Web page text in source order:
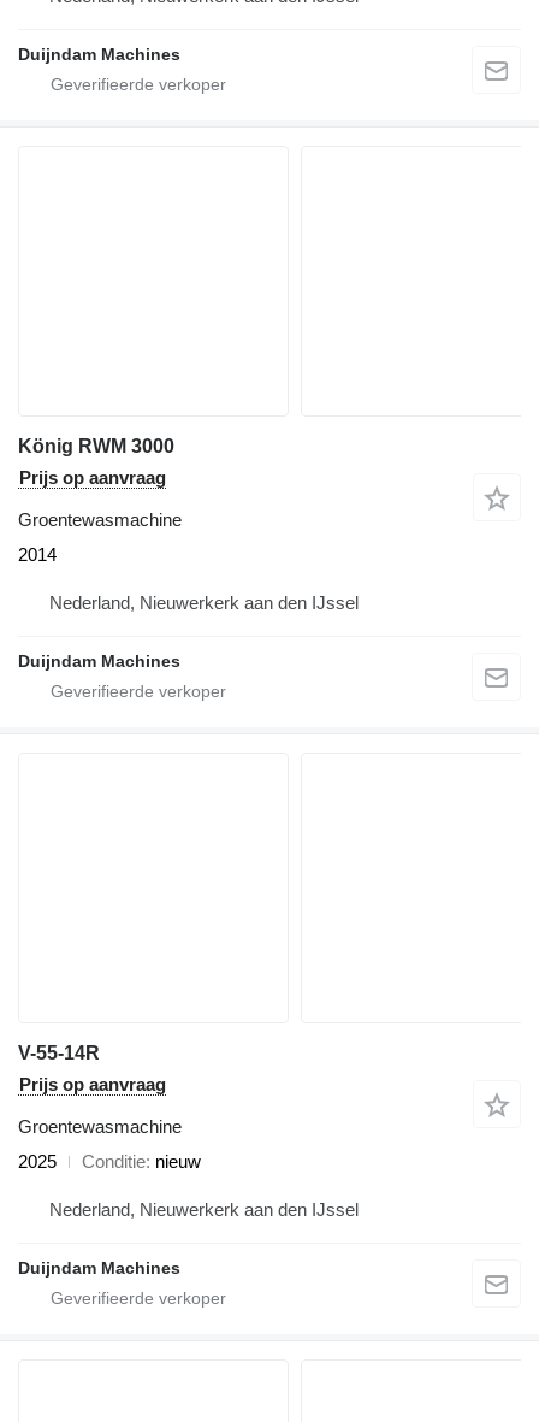
Duijndam Machines
König RWM 3000
Prijs op aanvraag
Groentewasmachine
2014
Nederland, Nieuwerkerk aan den IJssel
Duijndam Machines
V-55-14R
Prijs op aanvraag
Groentewasmachine
2025
Conditie nieuw
Nederland, Nieuwerkerk aan den IJssel
Duijndam Machines